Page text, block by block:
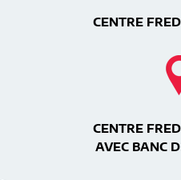
CENTRE
CENTRE
AVEC BANC